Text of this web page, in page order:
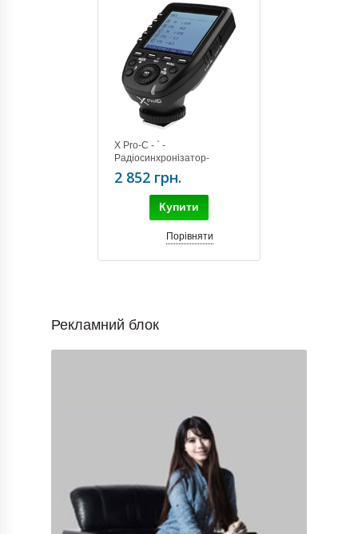
X Pro-C - ` -
Радіосинхронізатор-
передатчик X Pro-Canon
TTL
2 852 грн.
Купити
Порівняти
Рекламний блок